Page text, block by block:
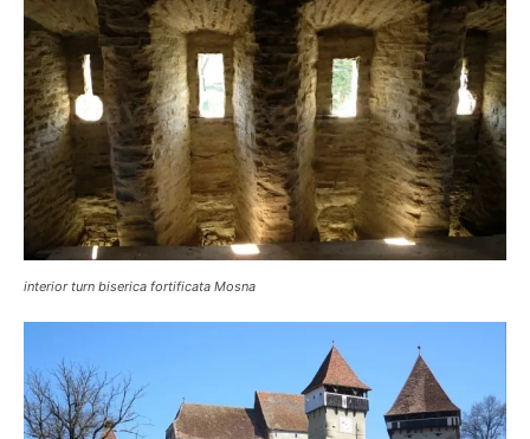
interior turn biserica fortificata Mosna